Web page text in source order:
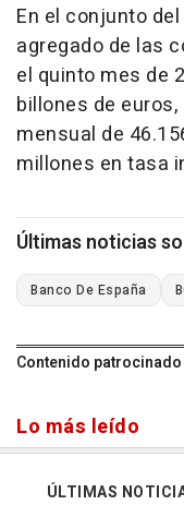
En el conjunto
agregado de las
el quinto mes de
billones de
mensual de
millones en tasa
Últimas noticias
Banco De España
Contenido patrocinado
Lo más leído
ÚLTIMAS